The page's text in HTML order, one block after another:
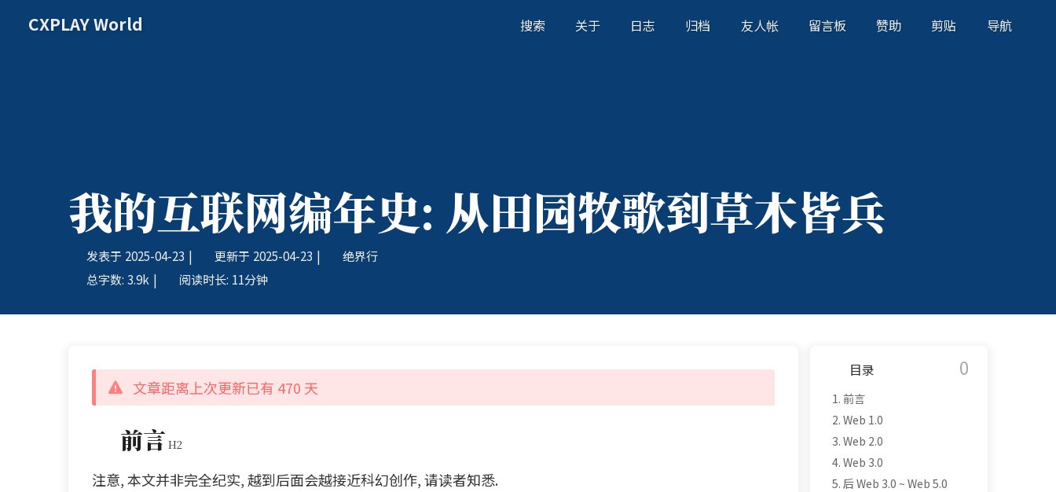
CXPLAY World 搜索 关于 日志 归档 友人帐 留言板 赞助 剪贴 导航
我的互联网编年史: 从田园牧歌到草木皆兵
发表于 2025-04-23 | 更新于 2025-04-23 |
绝界行
总字数: 3.9k | 阅读时长: 11分钟
文章距离上次更新已有 470 天
前言
注意, 本文并非完全纪实, 越到后面会越接近科幻创作, 请读者知悉.
目录 0
1. 前言
2. Web 1.0
3. Web 2.0
4. Web 3.0
5. 后 Web 3.0 ~ Web 5.0